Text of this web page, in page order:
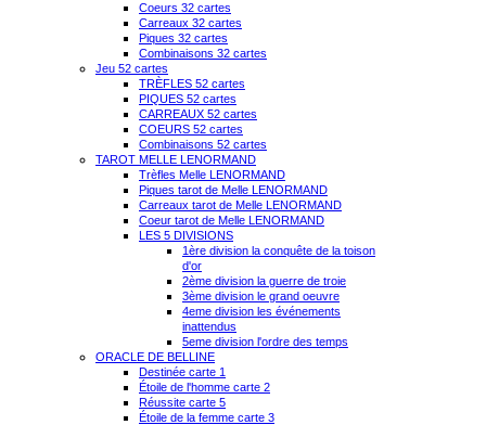
Coeurs 32 cartes
Carreaux 32 cartes
Piques 32 cartes
Combinaisons 32 cartes
Jeu 52 cartes
TRÈFLES 52 cartes
PIQUES 52 cartes
CARREAUX 52 cartes
COEURS 52 cartes
Combinaisons 52 cartes
TAROT MELLE LENORMAND
Trèfles Melle LENORMAND
Piques tarot de Melle LENORMAND
Carreaux tarot de Melle LENORMAND
Coeur tarot de Melle LENORMAND
LES 5 DIVISIONS
1ère division la conquête de la toison
d'or
2ème division la guerre de troie
3ème division le grand oeuvre
4eme division les événements
inattendus
5eme division l'ordre des temps
ORACLE DE BELLINE
Destinée carte 1
Étoile de l'homme carte 2
Réussite carte 5
Étoile de la femme carte 3